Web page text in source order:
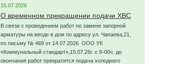
15.07.2026
О временном прекращении подачи ХВС
В связи с проведением работ по замене запорной
арматуры на вводе в дом по адресу ул. Чапаева,21,
по письму № 469 от 14.07.2026 ООО УК
«Коммунальный стандарт»,15.07.26г. с 9-00ч. до
окончания работ прекратится подача холодного